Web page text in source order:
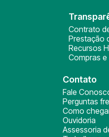
Contrato
Prestação
Recursos
Compras e
Contato
Fale
Perguntas
Como
Ouvidoria
Assessoria